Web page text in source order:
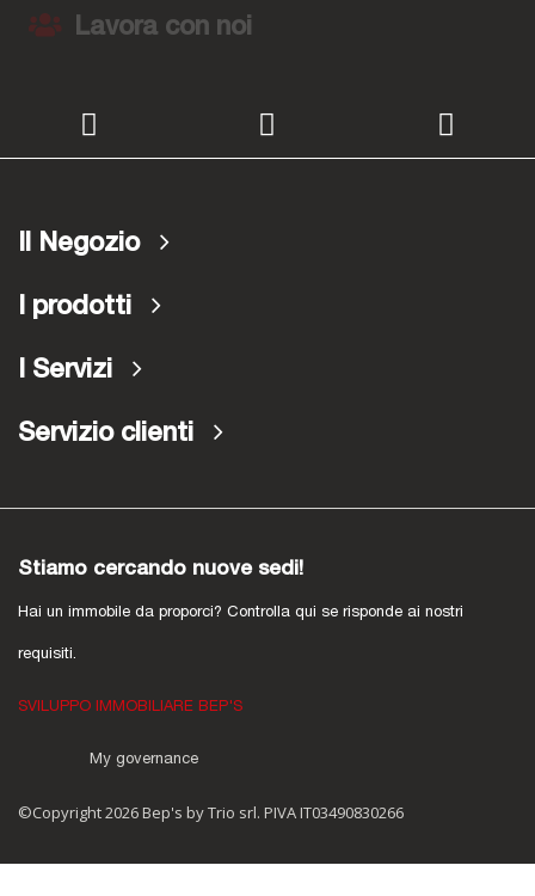
Lavora con noi
Il Negozio
I prodotti
I Servizi
Servizio clienti
Stiamo cercando nuove sedi!
Hai un immobile da proporci? Controlla qui se risponde ai nostri
requisiti.
SVILUPPO IMMOBILIARE BEP'S
My governance
©Copyright 2026 Bep's by Trio srl. PIVA IT03490830266